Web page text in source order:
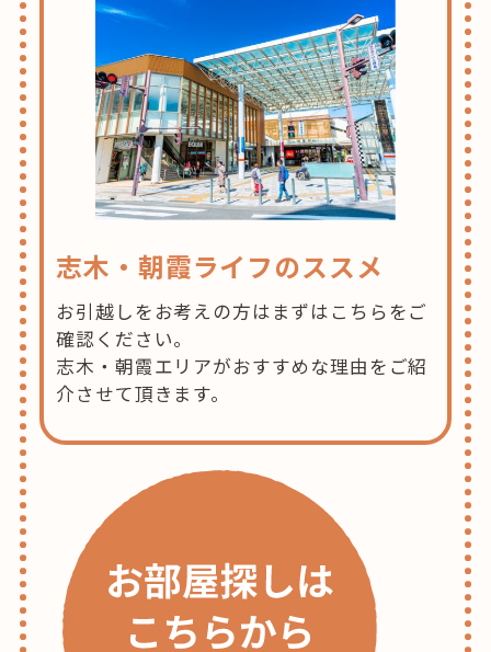
志木・朝霞ライフのススメ
お引越しをお考えの方はまずはこちらをご
確認ください。
志木・朝霞エリアがおすすめな理由をご紹
介させて頂きます。